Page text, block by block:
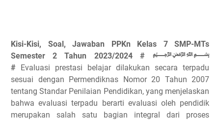
Kisi-Kisi, Soal, Jawaban PPKn Kelas 7 SMP-MTs
Semester 2 Tahun 2023/2024 # ﷽
# Evaluasi prestasi belajar dilakukan secara terpadu
sesuai dengan Permendiknas Nomor 20 Tahun 2007
tentang Standar Penilaian Pendidikan, yang menjelaskan
bahwa evaluasi terpadu berarti evaluasi oleh pendidik
merupakan salah satu bagian integral dari proses